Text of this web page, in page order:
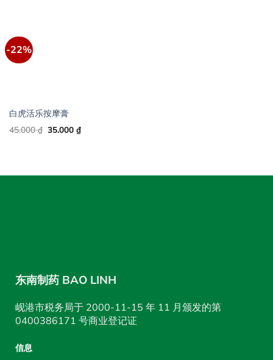
-22%
白虎活乐按摩膏
45.000₫ Original
price
35.000 ₫Current
price
东南制药 BAO LINH
岘港市税务局于 2000-11-15 年 11 月颁发的第
0400386171 号商业登记证
信息